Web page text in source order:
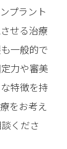
プラント
せる治療
一般的で
力や審美
特徴を持
をお考え
くださ